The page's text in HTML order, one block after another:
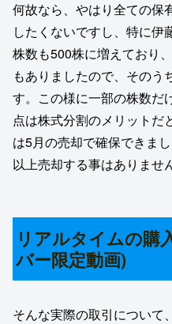
何故なら、やはり全ての保
したくないですし、特に
株数も500株に増えており
もありましたので、そのう
す。この様に一部の株数だ
点は株式分割のメリットだ
は5月の売却で確保できま
以上売却する事はありません
リアルタイムの購
バー限定動画)
そんな実際の取引について